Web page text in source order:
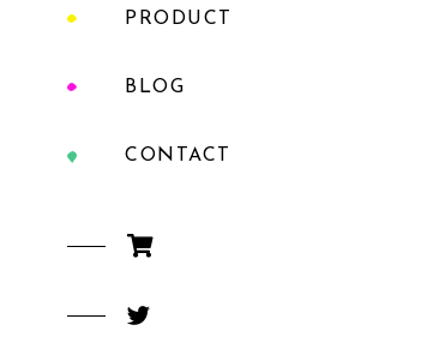
PRODUCT
BLOG
CONTACT